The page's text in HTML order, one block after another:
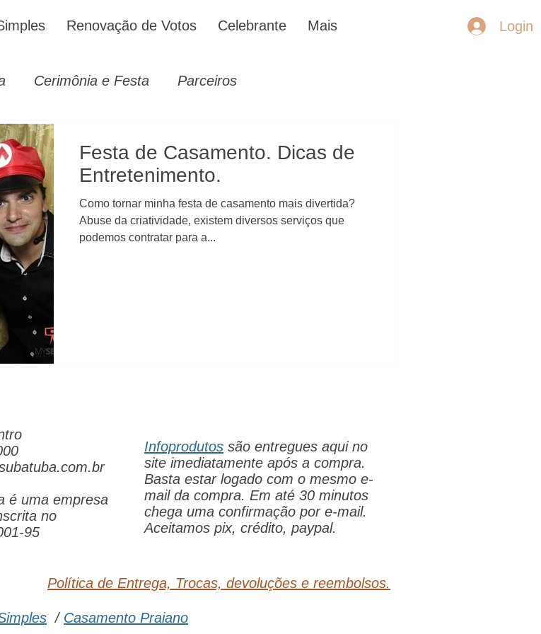
Renovação de Votos Celebrante Mais Login
Cerimônia e Festa Parceiros
Festa de Casamento. Dicas de
Entretenimento.
Como tornar minha festa de casamento mais divertida?
Abuse da criatividade, existem diversos serviços que
podemos contratar para a...
é uma empresa
no
95
Infoprodutos são entregues aqui no
site imediatamente após a compra.
Basta estar logado com o mesmo e-
mail da compra. Em até 30 minutos
chega uma confirmação por e-mail.
Aceitamos pix, crédito, paypal.
Política de Entrega, Trocas, devoluções e reembolsos.
/ Casamento Praiano